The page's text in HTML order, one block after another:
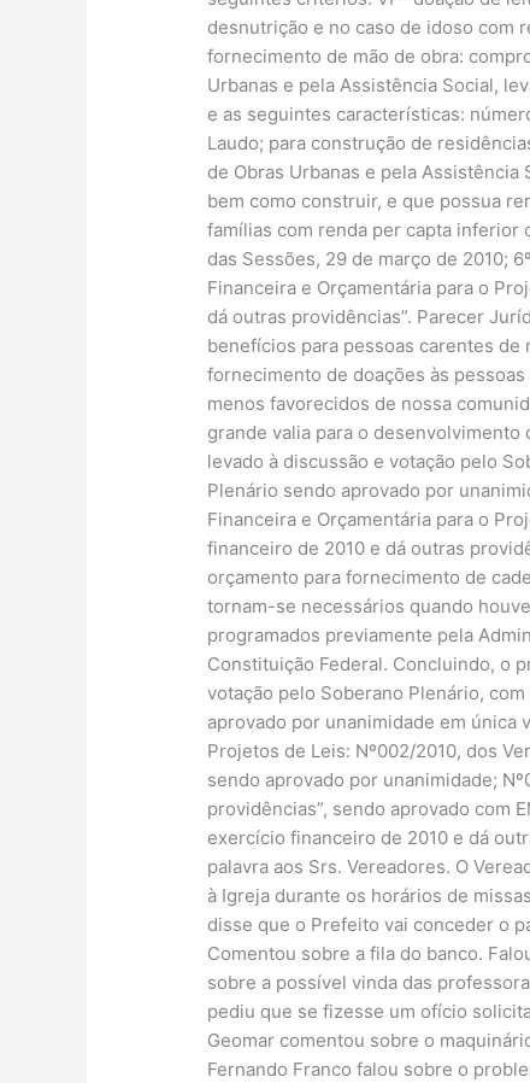
desnutrição e no caso de idoso com
fornecimento de mão de obra:
Urbanas e pela Assistência Social,
e as seguintes características:
Laudo; para construção de
de Obras Urbanas e pela
bem como construir, e que possua
famílias com renda per capta inferior
das Sessões, 29 de março de 2010;
Financeira e Orçamentária para o
dá outras providências”. Parecer
benefícios para pessoas carentes
fornecimento de doações às
menos favorecidos de nossa
grande valia para o
levado à discussão e votação pelo
Plenário sendo aprovado por
Financeira e Orçamentária para o
financeiro de 2010 e dá outras
orçamento para fornecimento de
tornam-se necessários quando
programados previamente pela
Constituição Federal. Concluindo, o
votação pelo Soberano Plenário,
aprovado por unanimidade em única
Projetos de Leis: Nº002/2010, dos
sendo aprovado por unanimidade;
providências”, sendo aprovado com
exercício financeiro de 2010 e dá
palavra aos Srs. Vereadores. O
à Igreja durante os horários de
disse que o Prefeito vai conceder o
Comentou sobre a fila do banco.
sobre a possível vinda das
pediu que se fizesse um ofício
Geomar comentou sobre o
Fernando Franco falou sobre o